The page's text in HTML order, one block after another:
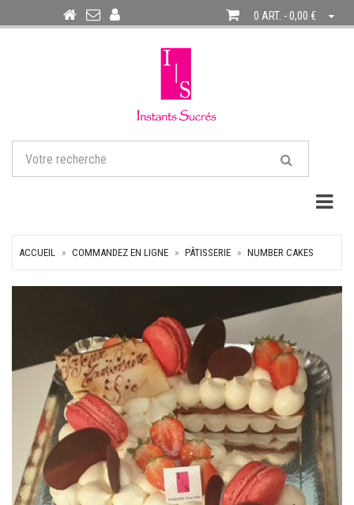
0 ART. - 0,00 €
ACCUEIL COMMANDEZ EN LIGNE PÂTISSERIE NUMBER CAKES